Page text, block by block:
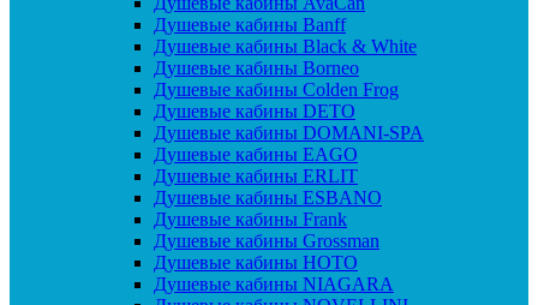
Душевые кабины Banff
Душевые кабины Black & White
Душевые кабины Borneo
Душевые кабины Colden Frog
Душевые кабины DETO
Душевые кабины DOMANI-SPA
Душевые кабины EAGO
Душевые кабины ERLIT
Душевые кабины ESBANO
Душевые кабины Frank
Душевые кабины Grossman
Душевые кабины HOTO
Душевые кабины NIAGARA